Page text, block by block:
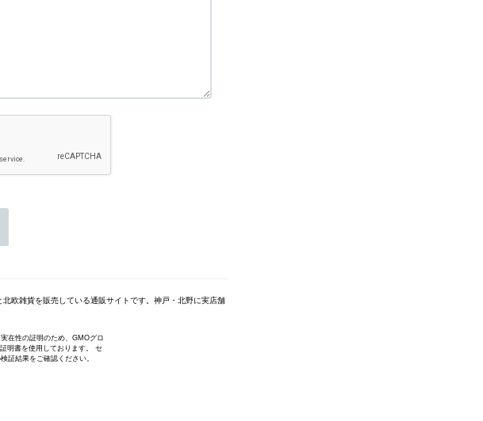
欧雑貨を販売している通販サイトです。神戸・北野に実店舗
在性の証明のため、GMOグロ
明書を使用しております。 セ
証結果をご確認ください。